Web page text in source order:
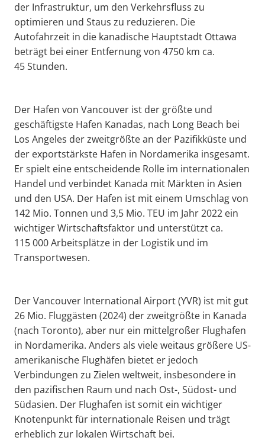
der Infrastruktur, um den Verkehrsfluss zu
optimieren und Staus zu reduzieren. Die
Autofahrzeit in die kanadische Hauptstadt Ottawa
beträgt bei einer Entfernung von 4750 km ca.
45 Stunden.
Der Hafen von Vancouver ist der größte und
geschäftigste Hafen Kanadas, nach Long Beach bei
Los Angeles der zweitgrößte an der Pazifikküste und
der exportstärkste Hafen in Nordamerika insgesamt.
Er spielt eine entscheidende Rolle im internationalen
Handel und verbindet Kanada mit Märkten in Asien
und den USA. Der Hafen ist mit einem Umschlag von
142 Mio. Tonnen und 3,5 Mio. TEU im Jahr 2022 ein
wichtiger Wirtschaftsfaktor und unterstützt ca.
115 000 Arbeitsplätze in der Logistik und im
Transportwesen.
Der Vancouver International Airport (YVR) ist mit gut
26 Mio. Fluggästen (2024) der zweitgrößte in Kanada
(nach Toronto), aber nur ein mittelgroßer Flughafen
in Nordamerika. Anders als viele weitaus größere US-
amerikanische Flughäfen bietet er jedoch
Verbindungen zu Zielen weltweit, insbesondere in
den pazifischen Raum und nach Ost-, Südost- und
Südasien. Der Flughafen ist somit ein wichtiger
Knotenpunkt für internationale Reisen und trägt
erheblich zur lokalen Wirtschaft bei.